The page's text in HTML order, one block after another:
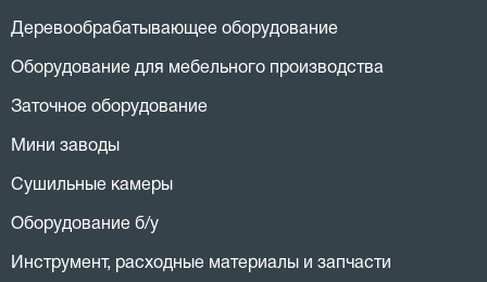
Деревообрабатывающее оборудование
Оборудование для мебельного производства
Заточное оборудование
Мини заводы
Сушильные камеры
Оборудование б/у
Инструмент, расходные материалы и запчасти